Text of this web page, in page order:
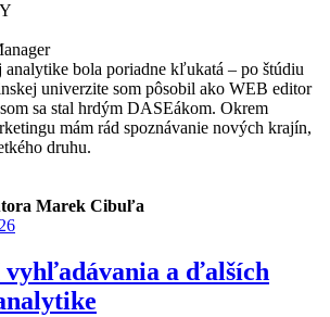
analytike bola poriadne kľukatá – po štúdiu
univerzite som pôsobil ako WEB editor
sa stal hrdým DASEákom. Okrem
mám rád spoznávanie nových krajín,
druhu.
Marek Cibuľa
a ďalších